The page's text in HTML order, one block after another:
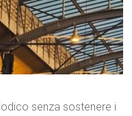
senza sostenere i